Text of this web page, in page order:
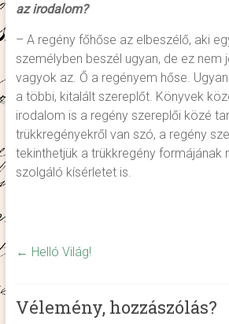
az irodalom?
– A regény főhőse az elbeszélő, aki
személyben beszél ugyan, de ez nem
vagyok az. Ő a regényem hőse.
a többi, kitalált szereplőt. Könyvek
irodalom is a regény szereplői közé
trükkregényekről van szó, a regény
tekinthetjük a trükkregény formájának
szolgáló kísérletet is.
← Helló Világ!
Vélemény, hozzászólás?